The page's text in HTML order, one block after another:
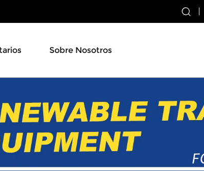
Sobre Nosotros